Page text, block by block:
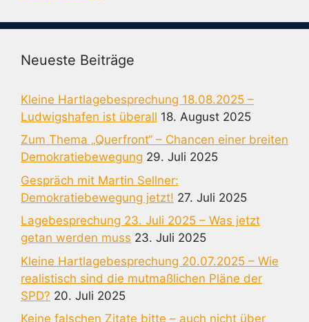
Neueste Beiträge
Kleine Hartlagebesprechung 18.08.2025 –
Ludwigshafen ist überall 18. August 2025
Zum Thema „Querfront“ – Chancen einer breiten
Demokratiebewegung 29. Juli 2025
Gespräch mit Martin Sellner:
Demokratiebewegung jetzt! 27. Juli 2025
Lagebesprechung 23. Juli 2025 – Was jetzt
getan werden muss 23. Juli 2025
Kleine Hartlagebesprechung 20.07.2025 – Wie
realistisch sind die mutmaßlichen Pläne der
SPD? 20. Juli 2025
Keine falschen Zitate bitte – auch nicht über